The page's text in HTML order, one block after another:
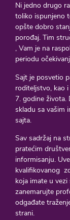
Ni jedno drugo
toliko ispunjeno
opšte dobro
porođaj. Tim
, Vam je na
periodu
Sajt je posvetio
roditeljstvo, kao
7. godine života.
skladu sa vašim
sajta.
Sav sadržaj na
pratećim
informisanju.
kvalifikovanog
koja imate u
zanemarujte
odgađate
strani.